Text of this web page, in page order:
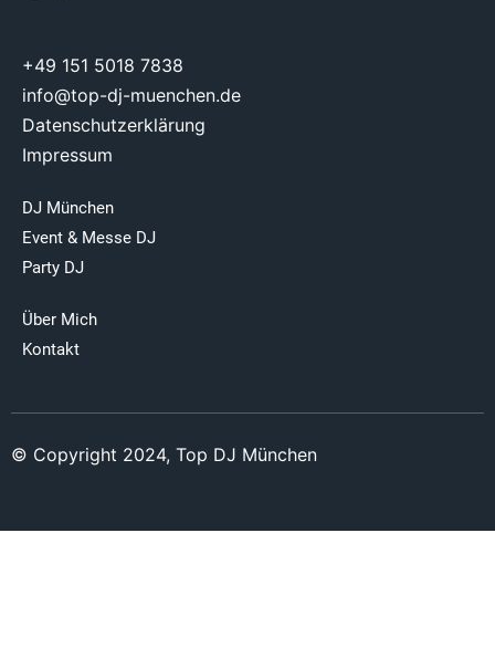
+49 151 5018 7838
info@top-dj-muenchen.de
Datenschutzerklärung
Impressum
DJ München
Event & Messe DJ
Party DJ
Über Mich
Kontakt
© Copyright 2024, Top DJ München